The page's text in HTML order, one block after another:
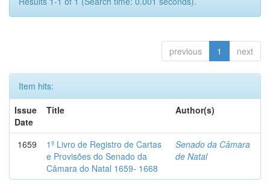
previous 1 next
Item hits:
Issue
Date
Title Author(s)
1659
1º Livro de Registro de Cartas
e Provisões do Senado da
Câmara do Natal 1659- 1668
Senado da Câmara
de Natal